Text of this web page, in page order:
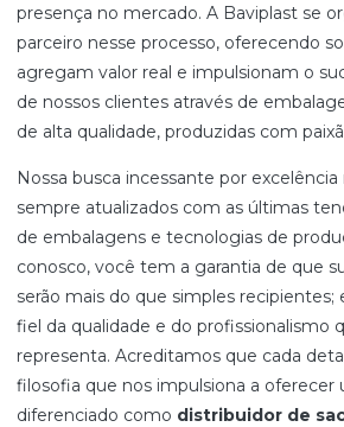
presença no mercado. A Baviplast se
parceiro nesse processo, oferecendo
agregam valor real e impulsionam o
de nossos clientes através de
de alta qualidade, produzidas com
Nossa busca incessante por
sempre atualizados com as últimas
de embalagens e tecnologias de
conosco, você tem a garantia de que
serão mais do que simples recipientes;
fiel da qualidade e do profissionalismo
representa. Acreditamos que cada
filosofia que nos impulsiona a oferecer
diferenciado como distribuidor de